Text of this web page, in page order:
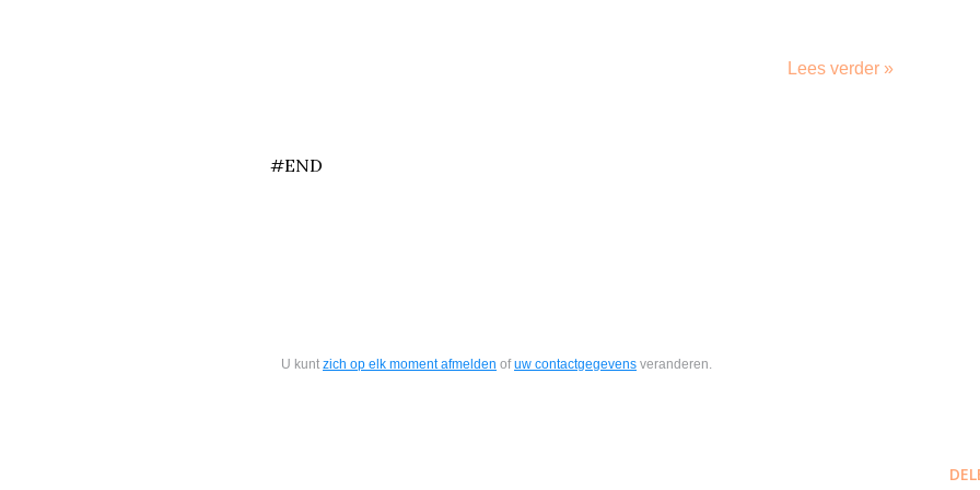
Lees verder »
#END
U kunt zich op elk moment afmelden ofuw contactgegevens veranderen.